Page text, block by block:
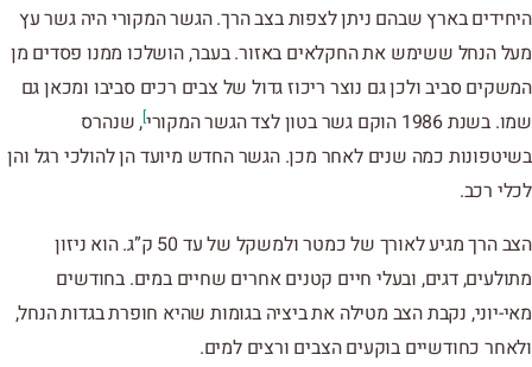
היחידים בארץ שבהם ניתן לצפות בצב הרך. הגשר המקורי היה גשר עץ
מעל הנחל ששימש את החקלאים באזור. בעבר, הושלכו ממנו פסדים מן
המשקים סביב ולכן גם נוצר ריכוז גדול של צבים רכים סביבו ומכאן גם
שמו. בשנת 1986 הוקם גשר בטון לצד הגשר המקורי
], שנהרס
בשיטפונות כמה שנים לאחר מכן. הגשר החדש מיועד הן להולכי רגל והן
לכלי רכב.
הצב הרך מגיע לאורך של כמטר ולמשקל של עד 50 ק”ג. הוא ניזון
מתולעים, דגים, ובעלי חיים קטנים אחרים שחיים במים. בחודשים
מאי-יוני, נקבת הצב מטילה את ביציה בגומות שהיא חופרת בגדות הנחל,
ולאחר כחודשיים בוקעים הצבים ורצים למים.